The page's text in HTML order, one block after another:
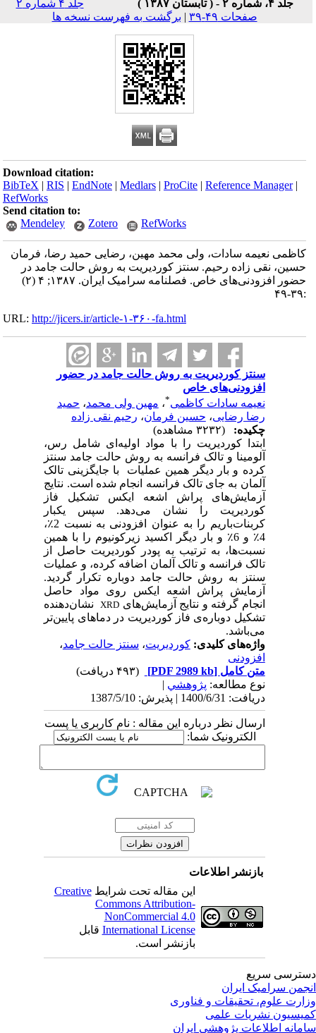
جلد ۴، شماره ۲ - ( تابستان ۱۳۸۷ )
جلد ۴ شماره ۲
صفحات ۴۹-۳۹
| برگشت به فهرست نسخه ها
Download citation:
BibTeX |RIS |EndNote |Medlars |ProCite |Reference Manager
RefWorks
Send citation to:
Mendeley
Zotero RefWorks
کاظمی نعیمه سادات، ولی محمد مهین، رضایی حمید رضا، فرمان
حسین، نقی زاده رحیم. سنتز کوردیریت به روش حالت جامد در
حضور افزودنی‌های خاص. فصلنامه سرامیک ایران. ۱۳۸۷; ۴ (۲)
URL:http://jicers.ir/article-۱-۳۶۰-fa.html
سنتز کوردیریت به روش حالت جامد در حضور
افزودنی‌های خاص
نعیمه سادات کاظمی ،مهین ولی محمد،حمید
رضا رضایی،حسین فرمان،رحیم نقی زاده
چکیده:
ابتدا کوردیریت را با مواد اولیه‌ا‌ی شامل رس،
آلومینا و تالک فرانسه به روش حالت جامد سنتز
کرده و بار دیگر همین عملیات با جایگزینی تالک
آلمان به جای تالک فرانسه انجام شده است. نتایج
آزمایش‌های پراش اشعه ایکس تشکیل فاز
کوردیریت را نشان می‌دهد. سپس یکبار
کربنات‌باریم را به عنوان افزودنی به نسبت 2٪،
4٪ و 6٪ و بار دیگر اکسید زیرکونیوم را با همین
نسبت‌ها، به ترتیب به پودر کوردیریت حاصل از
تالک فرانسه و تالک آلمان اضافه کرده، و عملیات
سنتز به روش حالت جامد دوباره تکرار گردید.
آزمایش پراش اشعه ایکس روی مواد حاصل
انجام گرفته و نتایج آزمایش‌هایXRDنشان‌دهنده
تشکیل دوباره‌ی فاز کوردیریت در دماهای پایین‌تر
می‌باشد.
واژه‌های کلیدی:کوردیریت،سنتز حالت جامد،
افزودنی
متن کامل[PDF 2989 kb]
نوع مطالعه:پژوهشي|
دریافت: 1400/6/31 | پذیرش: 1387/5/10
ارسال نظر درباره این مقاله : نام کاربری یا پست
الکترونیک شما:
بازنشر اطلاعات
این مقاله تحت شرایطCreative
Commons Attribution-
NonCommercial 4.0
International Licenseقابل
بازنشر است.
سریع
سرامیک ایران
علوم، تحقیقات و فناوری
نشریات علمی
اطلاعات پژوهشی ایران